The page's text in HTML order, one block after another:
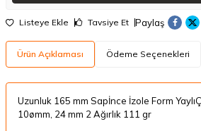
Listeye Ekle Tavsiye Et Paylaş
Ürün Açıklaması Ödeme Seçenekleri
Uzunluk 165 mm Sapİnce İzole Form
10ømm, 24 mm 2 Ağırlık 111 gr